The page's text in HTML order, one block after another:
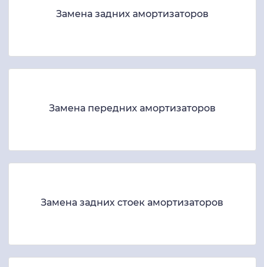
Замена задних амортизаторов
Замена передних амортизаторов
Замена задних стоек амортизаторов